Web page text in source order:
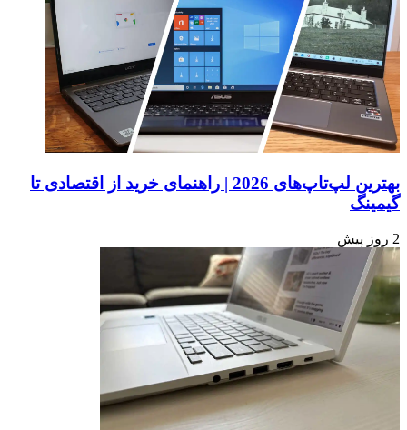
بهترین لپ‌تاپ‌های 2026 | راهنمای خرید از اقتصادی تا
گیمینگ
2 روز پیش